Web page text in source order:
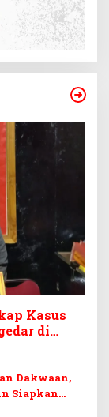
Kasus
di
Dakwaan,
Siapkan